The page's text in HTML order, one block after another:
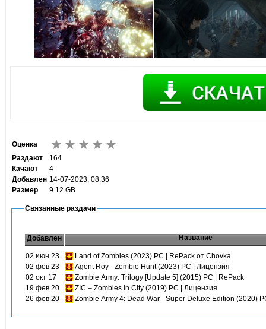
Оценка
Раздают
164
Качают
4
Добавлен 14-07-2023, 08:36
Размер
9.12 GB
Связанные раздачи
Добавлен Название
02 июн 23
Land of Zombies (2023) PC | RePack от Chovka
02 фев 23
Agent Roy - Zombie Hunt (2023) PC | Лицензия
02 окт 17
Zombie Army: Trilogy [Update 5] (2015) PC | RePack
19 фев 20
ZIC – Zombies in City (2019) PC | Лицензия
26 фев 20
Zombie Army 4: Dead War - Super Deluxe Edition (2020)